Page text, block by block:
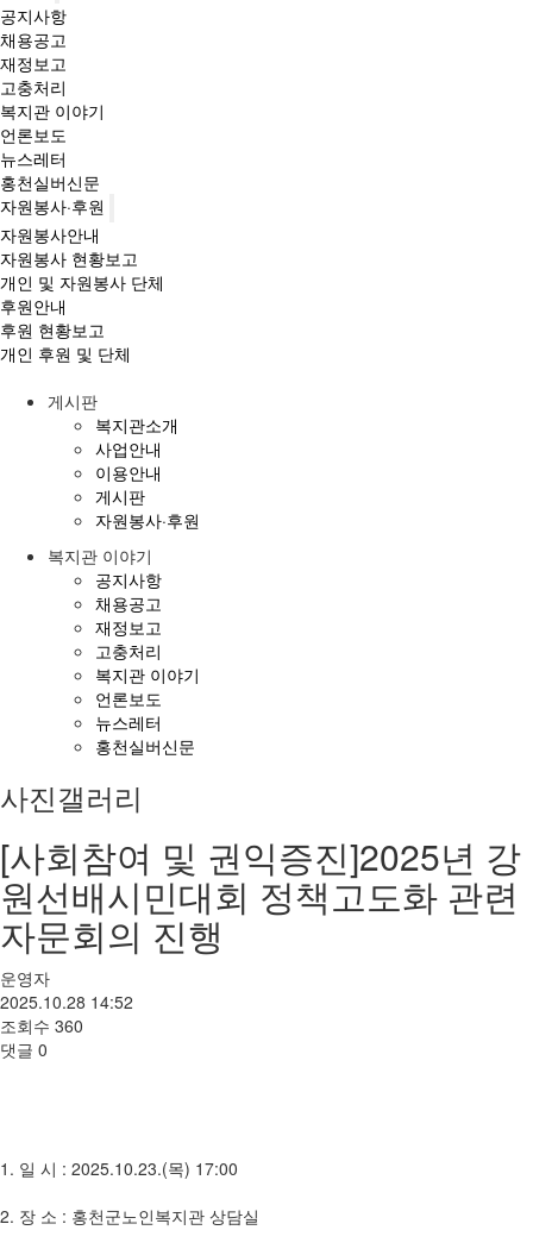
공지사항
채용공고
재정보고
고충처리
복지관 이야기
언론보도
뉴스레터
홍천실버신문
자원봉사·후원
자원봉사안내
자원봉사 현황보고
개인 및 자원봉사 단체
후원안내
후원 현황보고
개인 후원 및 단체
게시판
복지관소개
사업안내
이용안내
게시판
자원봉사·후원
복지관 이야기
공지사항
채용공고
재정보고
고충처리
복지관 이야기
언론보도
뉴스레터
홍천실버신문
사진갤러리
[사회참여 및 권익증진]2025년 강
원선배시민대회 정책고도화 관련
자문회의 진행
운영자
2025.10.28 14:52
조회수 360
댓글 0
1. 일 시 : 2025.10.23.(목) 17:00
2. 장 소 : 홍천군노인복지관 상담실